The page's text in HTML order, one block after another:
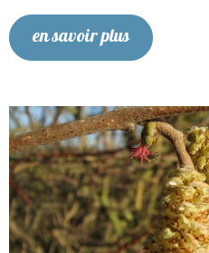
en savoir plus